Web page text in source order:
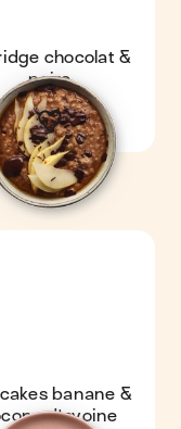
chocolat &
poire
banane &
d'avoine